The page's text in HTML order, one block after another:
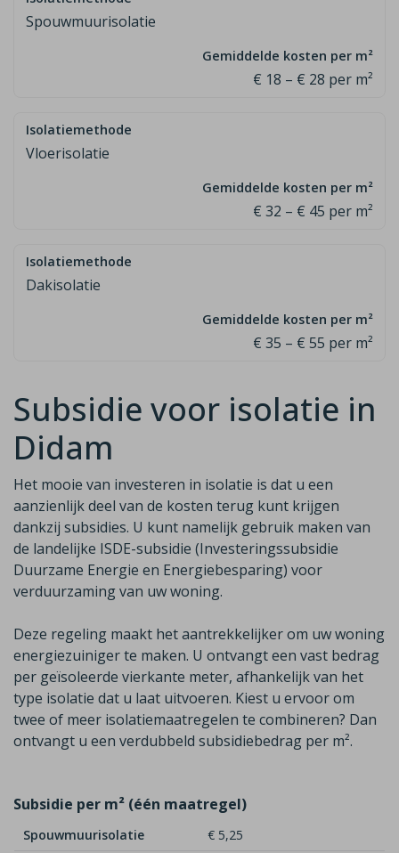
Spouwmuurisolatie
€ 18 – € 28 per m²
Vloerisolatie
€ 32 – € 45 per m²
Dakisolatie
€ 35 – € 55 per m²
Subsidie voor isolatie in
Didam
Het mooie van investeren in isolatie is dat u een
aanzienlijk deel van de kosten terug kunt krijgen
dankzij subsidies. U kunt namelijk gebruik maken van
de landelijke ISDE-subsidie (Investeringssubsidie
Duurzame Energie en Energiebesparing) voor
verduurzaming van uw woning.
Deze regeling maakt het aantrekkelijker om uw woning
energiezuiniger te maken. U ontvangt een vast bedrag
per geïsoleerde vierkante meter, afhankelijk van het
type isolatie dat u laat uitvoeren. Kiest u ervoor om
twee of meer isolatiemaatregelen te combineren? Dan
ontvangt u een verdubbeld subsidiebedrag per m².
Subsidie per m² (één maatregel)
Spouwmuurisolatie
€ 5,25